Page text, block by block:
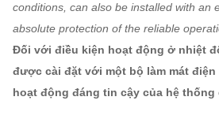
conditions, can also be installed with an
absolute protection of the reliable
Đối với điều kiện hoạt động ở nhiệt
được cài đặt với một bộ làm mát
hoạt động đáng tin cậy của hệ thống